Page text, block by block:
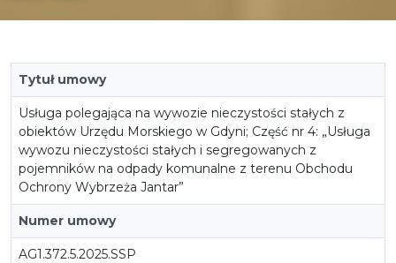
Tytuł umowy
Usługa polegająca na wywozie nieczystości stałych z
obiektów Urzędu Morskiego w Gdyni; Część nr 4: „Usługa
wywozu nieczystości stałych i segregowanych z
pojemników na odpady komunalne z terenu Obchodu
Ochrony Wybrzeża Jantar”
Numer umowy
AG1.372.5.2025.SSP